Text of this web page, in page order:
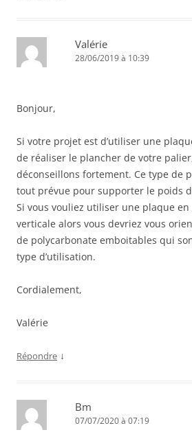
Valérie
28/06/2019 à 10:39
Bonjour,
Si votre projet est d’utiliser une
de réaliser le plancher de votre
déconseillons fortement. Ce type de
tout prévue pour supporter le poids
Si vous vouliez utiliser une plaque
verticale alors vous devriez vous
de polycarbonate emboitables qui
type d’utilisation.
Cordialement,
Valérie
Répondre ↓
Bm
07/07/2020 à 07:19